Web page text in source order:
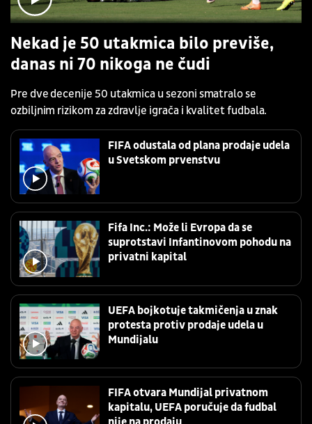
Nekad je 50 utakmica bilo previše,
danas ni 70 nikoga ne čudi
Pre dve decenije 50 utakmica u sezoni smatralo se
ozbiljnim rizikom za zdravlje igrača i kvalitet fudbala.
FIFA odustala od plana prodaje udela
u Svetskom prvenstvu
Fifa Inc.: Može li Evropa da se
suprotstavi Infantinovom pohodu na
privatni kapital
UEFA bojkotuje takmičenja u znak
protesta protiv prodaje udela u
Mundijalu
FIFA otvara Mundijal privatnom
kapitalu, UEFA poručuje da fudbal